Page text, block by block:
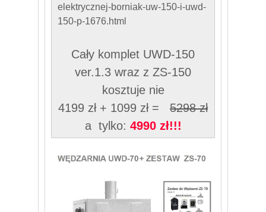
elektrycznej-borniak-uw-150-i-uwd-
150-p-1676.html
Cały komplet UWD-150
ver.1.3 wraz z ZS-150
kosztuje nie
4199 zł + 1099 zł = 5298 zł
a tylko: 4990 zł!!!